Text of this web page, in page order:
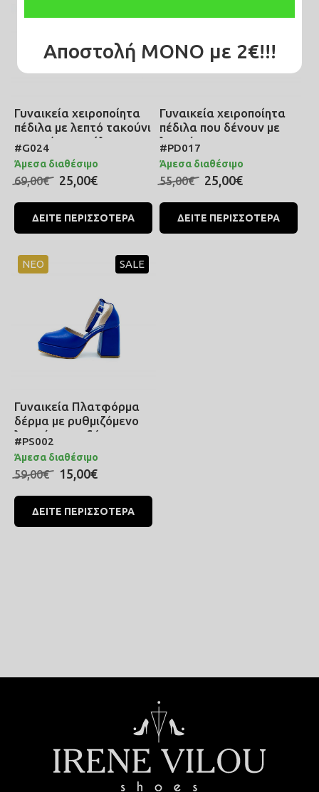
Γυναικεία χειροποίητα
πέδιλα με λεπτό τακούνι
και φιόγκο τούλινο σε
λευκό χρώμα
#G024
Άμεσα διαθέσιμο
69,00€ 25,00€
ΔΕΙΤΕ ΠΕΡΙΣΣΟΤΕΡΑ
Γυναικεία χειροποίητα
πέδιλα που δένουν με
λουράκι στον
αστράγαλο και οβάλ
ιδιαίτερο τακούνι σε
μπλε χρώμα
#PD017
Άμεσα διαθέσιμο
55,00€ 25,00€
ΔΕΙΤΕ ΠΕΡΙΣΣΟΤΕΡΑ
ΝΕΟ SALE
Γυναικεία Πλατφόρμα
δέρμα με ρυθμιζόμενο
λουράκι που δένει στον
αστράγαλο σε μπλε
χρώμα
#PS002
Άμεσα διαθέσιμο
59,00€ 15,00€
ΔΕΙΤΕ ΠΕΡΙΣΣΟΤΕΡΑ
Αποστολή ΜΟΝΟ με 2€!!!